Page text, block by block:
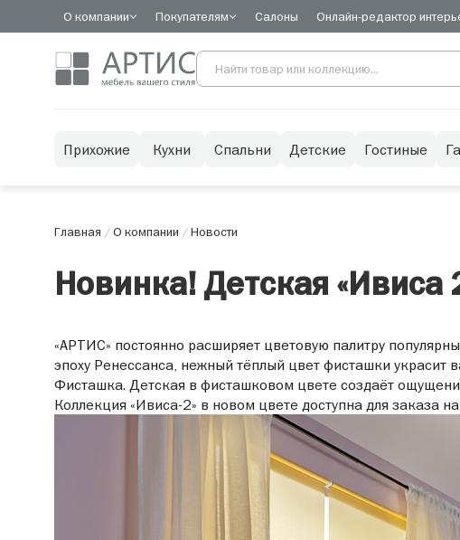
О компании Покупателям Салоны Онлайн-редактор
Прихожие Кухни Спальни Детские Гостиные
Главная /О компании /Новости
Новинка! Детская
«АРТИС» постоянно расширяет цветовую палитру
эпоху Ренессанса, нежный тёплый цвет фисташки украсит
Фисташка. Детская в фисташковом цвете создаёт
Коллекция «Ивиса-2» в новом цвете доступна для заказа